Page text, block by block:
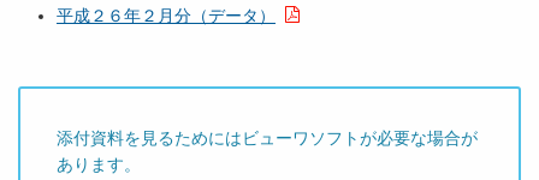
平成２６年２月分（データ）
添付資料を見るためにはビューワソフトが必要な場合が
あります。